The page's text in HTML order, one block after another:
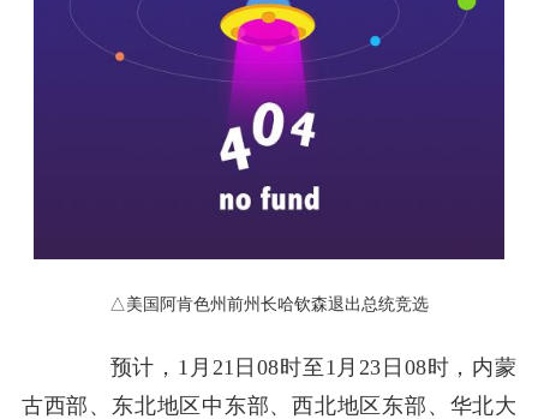
△美国阿肯色州前州长哈钦森退出总统竞选
预计，1月21日08时至1月23日08时，内蒙
古西部、东北地区中东部、西北地区东部、华北大